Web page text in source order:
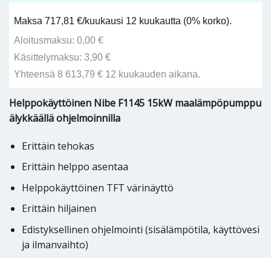
Maksa 717,81 €/kuukausi 12 kuukautta (0% korko).
Aloitusmaksu: 0,00 €
Käsittelymaksu: 3,90 €
Yhteensä 8 613,79 € 12 kuukauden aikana.
Helppokäyttöinen Nibe F1145 15kW maalämpöpumppu
älykkäällä ohjelmoinnilla
Erittäin tehokas
Erittäin helppo asentaa
Helppokäyttöinen TFT värinäyttö
Erittäin hiljainen
Edistyksellinen ohjelmointi (sisälämpötila, käyttövesi
ja ilmanvaihto)